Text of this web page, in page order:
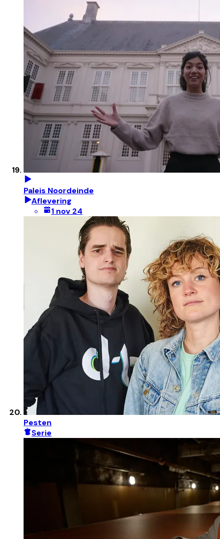
Paleis Noordeinde
Aflevering
1 nov 24
Pesten
Serie